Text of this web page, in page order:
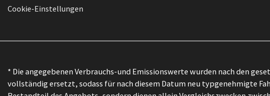
Cookie-Einstellungen
* Die angegebenen Verbrauchs-und Emissionswerte wurden nach den
vollständig ersetzt, sodass für nach diesem Datum neu typgenehmigte